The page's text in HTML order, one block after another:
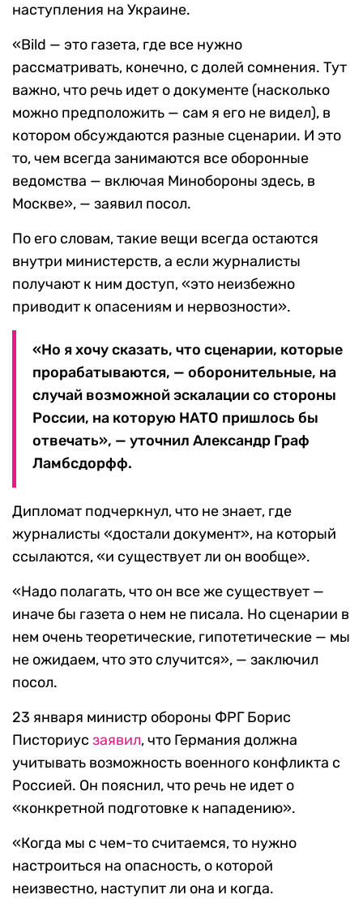
наступления на Украине.
«Bild — это газета, где все нужно
рассматривать, конечно, с долей сомнения. Тут
важно, что речь идет о документе (насколько
можно предположить — сам я его не видел), в
котором обсуждаются разные сценарии. И это
то, чем всегда занимаются все оборонные
ведомства — включая Минобороны здесь, в
Москве», — заявил посол.
По его словам, такие вещи всегда остаются
внутри министерств, а если журналисты
получают к ним доступ, «это неизбежно
приводит к опасениям и нервозности».
«Но я хочу сказать, что сценарии, которые
прорабатываются, — оборонительные, на
случай возможной эскалации со стороны
России, на которую НАТО пришлось бы
отвечать», — уточнил Александр Граф
Ламбсдорфф.
Дипломат подчеркнул, что не знает, где
журналисты «достали документ», на который
ссылаются, «и существует ли он вообще».
«Надо полагать, что он все же существует —
иначе бы газета о нем не писала. Но сценарии в
нем очень теоретические, гипотетические — мы
не ожидаем, что это случится», — заключил
посол.
23 января министр обороны ФРГ Борис
Писториус заявил, что Германия должна
учитывать возможность военного конфликта с
Россией. Он пояснил, что речь не идет о
«конкретной подготовке к нападению».
«Когда мы с чем-то считаемся, то нужно
настроиться на опасность, о которой
неизвестно, наступит ли она и когда.